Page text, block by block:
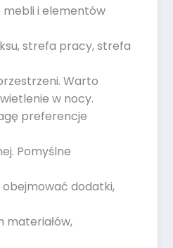
mebli i elementów
strefa pracy, strefa
Warto
w nocy.
preferencje
Pomyślne
obejmować dodatki,
materiałów,